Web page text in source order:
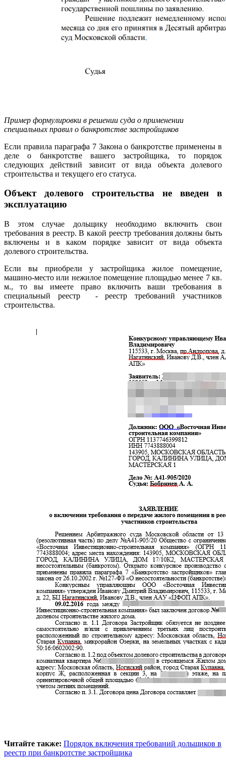
Пример формулировки в решении суда о применении
специальных правил о банкротстве застройщиков
Если правила параграфа 7 Закона о банкротстве применены в
деле о банкротстве вашего застройщика, то порядок
следующих действий зависит от вида объекта долевого
строительства и текущего его статуса.
Объект долевого строительства не введен в
эксплуатацию
В этом случае дольщику необходимо включить свои
требования в реестр. В какой реестр требования должны быть
включены и в каком порядке зависит от вида объекта
долевого строительства.
Если вы приобрели у застройщика жилое помещение,
машино-место или нежилое помещение площадью менее 7 кв.
м., то вы имеете право включить ваши требования в
специальный реестр - реестр требований участников
строительства.
Читайте также: Порядок включения требований дольщиков в
реестр при банкротстве застройщика